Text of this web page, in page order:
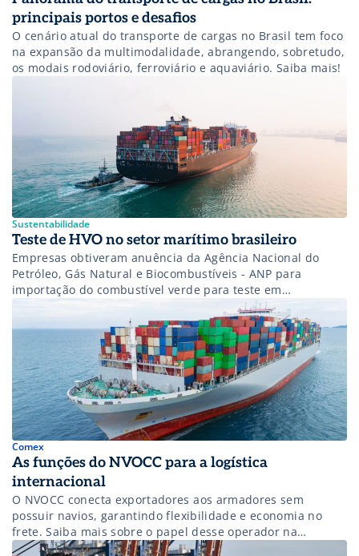
principais portos e desafios
O cenário atual do transporte de cargas no Brasil tem foco
na expansão da multimodalidade, abrangendo, sobretudo,
os modais rodoviário, ferroviário e aquaviário. Saiba mais!
Sustentabilidade
Teste de HVO no setor marítimo brasileiro
Empresas obtiveram anuência da Agência Nacional do
Petróleo, Gás Natural e Biocombustíveis - ANP para
importação do combustível verde para teste em
rebocadores que operam no Porto do Açu.
Comex
As funções do NVOCC para a logística
internacional
O NVOCC conecta exportadores aos armadores sem
possuir navios, garantindo flexibilidade e economia no
frete. Saiba mais sobre o papel desse operador na
logística de comex!